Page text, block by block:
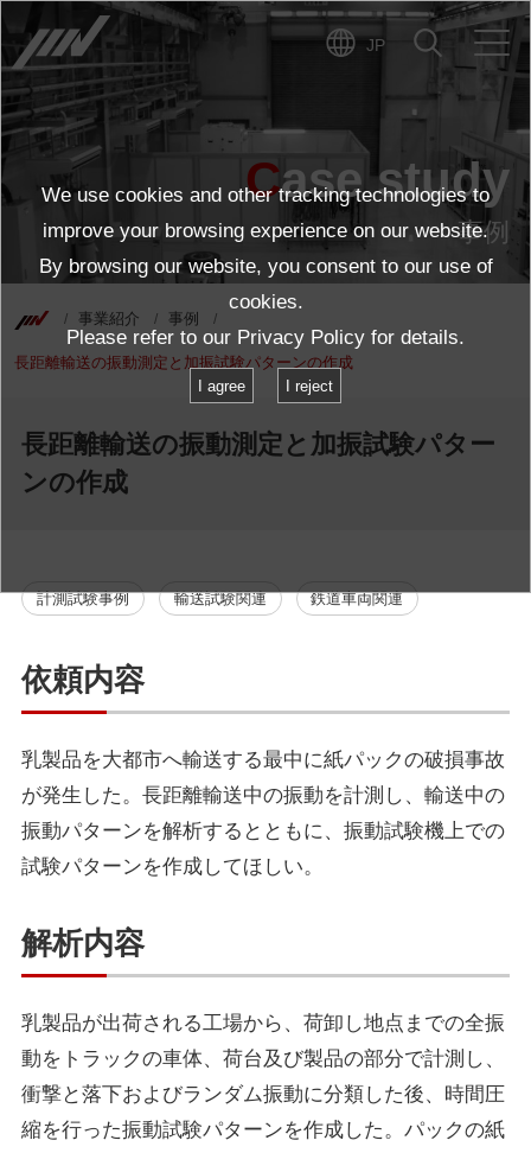
JP
Case study
事例
事業紹介 事例
長距離輸送の振動測定と加振試験パターンの作成
長距離輸送の振動測定と加振試験パター
ンの作成
計測試験事例 輸送試験関連 鉄道車両関連
依頼内容
乳製品を大都市へ輸送する最中に紙パックの破損事故
が発生した。長距離輸送中の振動を計測し、輸送中の
振動パターンを解析するとともに、振動試験機上での
試験パターンを作成してほしい。
解析内容
乳製品が出荷される工場から、荷卸し地点までの全振
動をトラックの車体、荷台及び製品の部分で計測し、
衝撃と落下およびランダム振動に分類した後、時間圧
縮を行った振動試験パターンを作成した。パックの紙
We use cookies and other tracking technologies to
improve your browsing experience on our website.
By browsing our website, you consent to our use of
cookies.
Please refer to our Privacy Policy for details.
I agree I reject